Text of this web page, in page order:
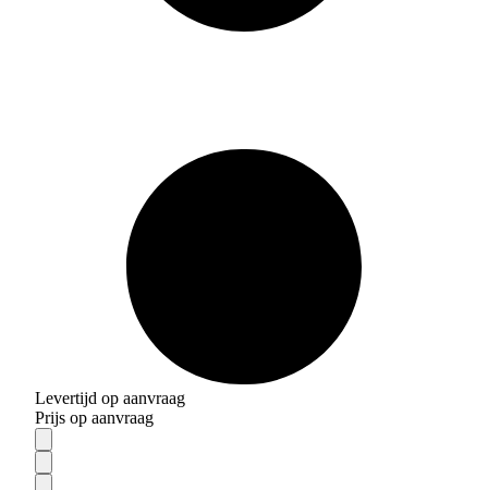
Levertijd op aanvraag
Prijs op aanvraag